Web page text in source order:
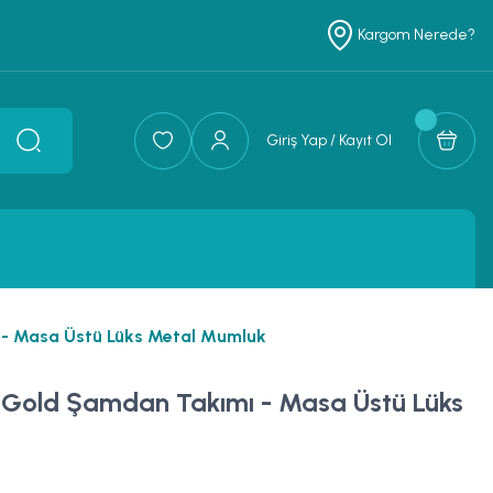
Kargom Nerede?
Giriş Yap / Kayıt Ol
Masa Üstü Lüks Metal Mumluk
Şamdan Takımı - Masa Üstü Lüks